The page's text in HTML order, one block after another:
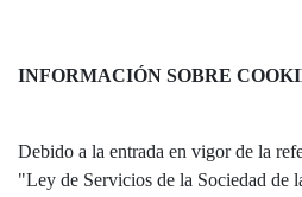
INFORMACIÓN SOBRE
Debido a la entrada en vigor de la
"Ley de Servicios de la Sociedad